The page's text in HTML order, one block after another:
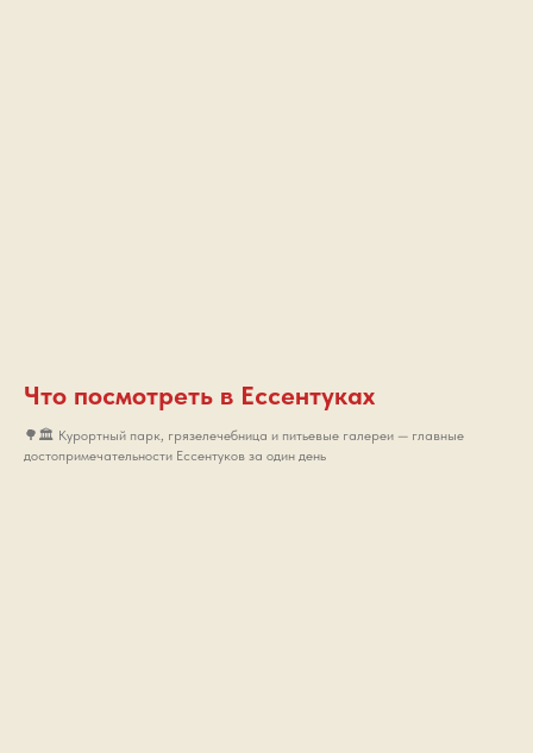
Что посмотреть в Ессентуках
🌳🏛 Курортный парк, грязелечебница и питьевые галереи — главные
достопримечательности Ессентуков за один день